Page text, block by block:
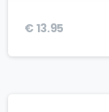
€ 13.95